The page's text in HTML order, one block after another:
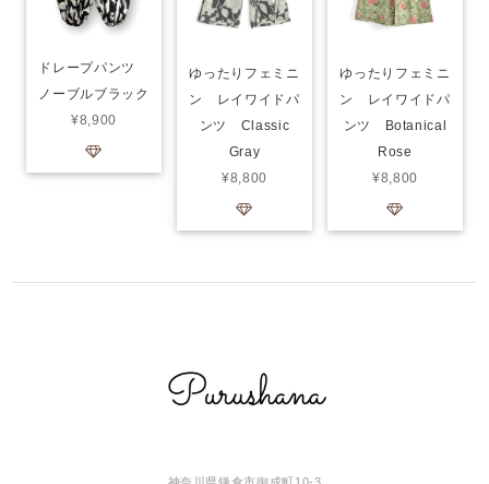
ドレープパンツ
ノーブルブラック
¥8,900
ゆったりフェミニ
ン レイワイドパ
ンツ Classic
Gray
¥8,800
ゆったりフェミニ
ン レイワイドパ
ンツ Botanical
Rose
¥8,800